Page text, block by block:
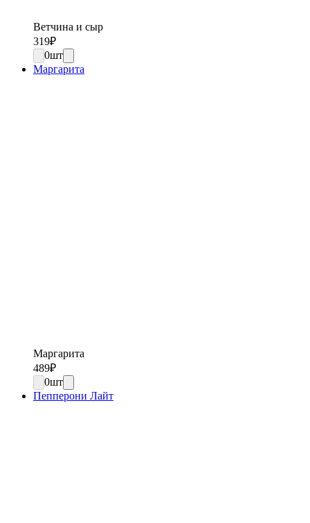
Ветчина и сыр
319₽
0шт
Маргарита
Маргарита
489₽
0шт
Пепперони Лайт